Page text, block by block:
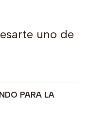
uno de
PARA LA